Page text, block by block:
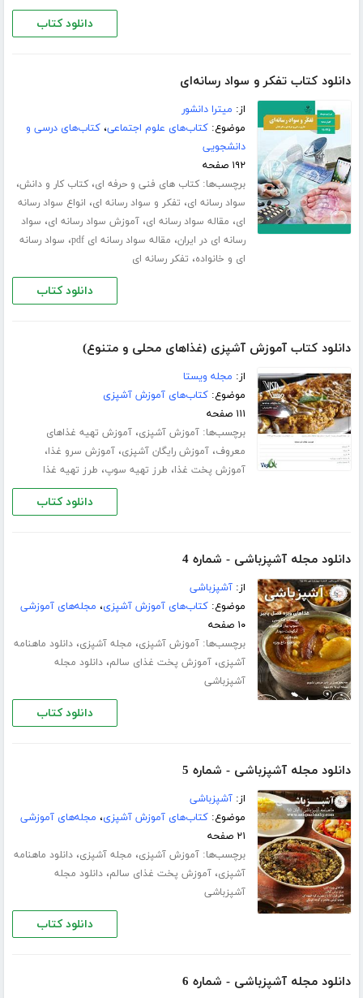
دانلود کتاب
دانلود کتاب تفکر و سواد رسانه‌ای
از: میترا دانشور
موضوع:کتاب‌های علوم اجتماعی،کتاب‌های درسی و
دانشجویی
۱۹۲ صفحه
برچسب‌ها:کتاب های فنی و حرفه ای،کتاب کار و دانش،
سواد رسانه ای، تفکر و سواد رسانه ای، انواع سواد رسانه
ای، مقاله سواد رسانه ای،آموزش سواد رسانه ای، سواد
رسانه ای در ایران، مقاله سواد رسانه ای pdf ، سواد رسانه
ای و خانواده، تفکر رسانه ای
دانلود کتاب
دانلود کتاب آموزش آشپزی (غذاهای محلی و متنوع)
از: مجله ویستا
موضوع:کتاب‌های آموزش آشپزی
۱۱۱ صفحه
برچسب‌ها:آموزش آشپزی،آموزش تهیه غذاهای
معروف،آموزش رایگان آشپزی،آموزش سرو غذا،
آموزش پخت غذا، طرز تهیه سوپ، طرز تهیه غذا
دانلود کتاب
دانلود مجله آشپزباشی - شماره 4
از:آشپزباشی
موضوع:کتاب‌های آموزش آشپزی، مجله‌های آموزشی
۱۰ صفحه
برچسب‌ها:آموزش آشپزی، مجله آشپزی،دانلود ماهنامه
آشپزی،آموزش پخت غذای سالم،دانلود مجله
آشپزباشی
دانلود کتاب
دانلود مجله آشپزباشی - شماره 5
از:آشپزباشی
موضوع:کتاب‌های آموزش آشپزی، مجله‌های آموزشی
۲۱ صفحه
برچسب‌ها:آموزش آشپزی، مجله آشپزی،دانلود ماهنامه
آشپزی،آموزش پخت غذای سالم،دانلود مجله
آشپزباشی
دانلود کتاب
دانلود مجله آشپزباشی - شماره 6